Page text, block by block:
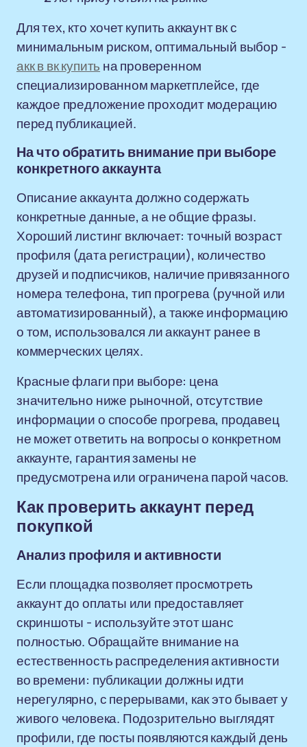
Для тех, кто хочет купить аккаунт вк с
минимальным риском, оптимальный выбор -
акк в вк купить на проверенном
специализированном маркетплейсе, где
каждое предложение проходит модерацию
перед публикацией.
На что обратить внимание при выборе
конкретного аккаунта
Описание аккаунта должно содержать
конкретные данные, а не общие фразы.
Хороший листинг включает: точный возраст
профиля (дата регистрации), количество
друзей и подписчиков, наличие привязанного
номера телефона, тип прогрева (ручной или
автоматизированный), а также информацию
о том, использовался ли аккаунт ранее в
коммерческих целях.
Красные флаги при выборе: цена
значительно ниже рыночной, отсутствие
информации о способе прогрева, продавец
не может ответить на вопросы о конкретном
аккаунте, гарантия замены не
предусмотрена или ограничена парой часов.
Как проверить аккаунт перед
покупкой
Анализ профиля и активности
Если площадка позволяет просмотреть
аккаунт до оплаты или предоставляет
скриншоты - используйте этот шанс
полностью. Обращайте внимание на
естественность распределения активности
во времени: публикации должны идти
нерегулярно, с перерывами, как это бывает у
живого человека. Подозрительно выглядят
профили, где посты появляются каждый день